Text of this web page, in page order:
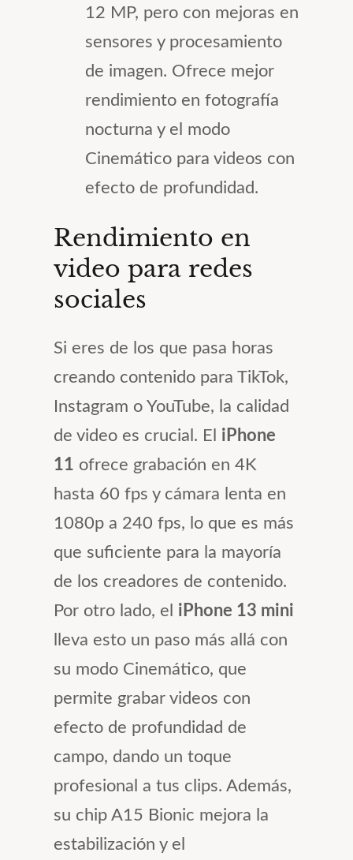
12 MP, pero con mejoras en
sensores y procesamiento
de imagen. Ofrece mejor
rendimiento en fotografía
nocturna y el modo
Cinemático para videos con
efecto de profundidad.
Rendimiento en
video para redes
sociales
Si eres de los que pasa horas
creando contenido para TikTok,
Instagram o YouTube, la calidad
de video es crucial. El iPhone
11 ofrece grabación en 4K
hasta 60 fps y cámara lenta en
1080p a 240 fps, lo que es más
que suficiente para la mayoría
de los creadores de contenido.
Por otro lado, el iPhone 13 mini
lleva esto un paso más allá con
su modo Cinemático, que
permite grabar videos con
efecto de profundidad de
campo, dando un toque
profesional a tus clips. Además,
su chip A15 Bionic mejora la
estabilización y el